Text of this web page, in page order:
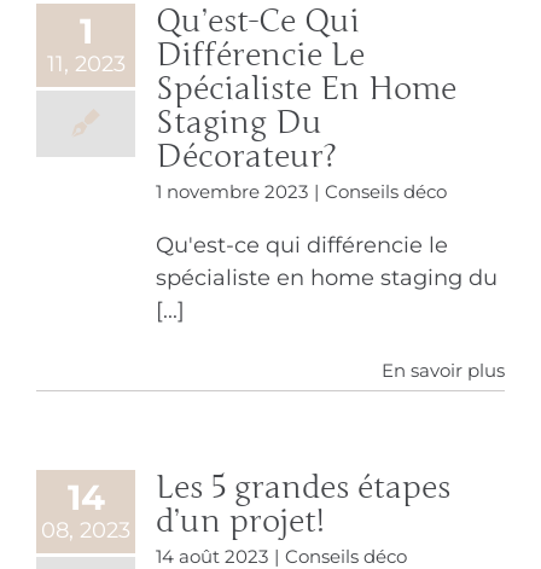
1
11, 2023
Qu’est-Ce Qui
Différencie Le
Spécialiste En Home
Staging Du
Décorateur?
1 novembre 2023 | Conseils déco
Qu'est-ce qui différencie le
spécialiste en home staging du
[...]
En savoir plus
14
08, 2023
Les 5 grandes étapes
d’un projet!
14 août 2023 | Conseils déco